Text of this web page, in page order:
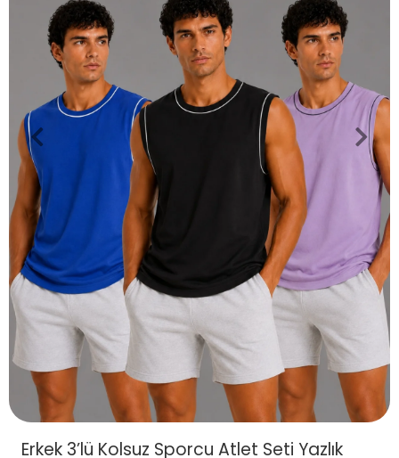
Erkek 3’lü Kolsuz Sporcu Atlet Seti Yazlık